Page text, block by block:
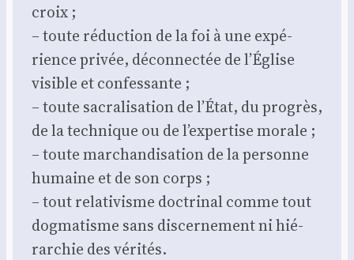
croix ;
– toute réduc­tion de la foi à une expé­
rience pri­vée, décon­nec­tée de l’Église
visible et confes­sante ;
– toute sacra­li­sa­tion de l’État, du pro­grès,
de la tech­nique ou de l’expertise morale ;
– toute mar­chan­di­sa­tion de la per­sonne
humaine et de son corps ;
– tout rela­ti­visme doc­tri­nal comme tout
dog­ma­tisme sans dis­cer­ne­ment ni hié­
rar­chie des véri­tés.